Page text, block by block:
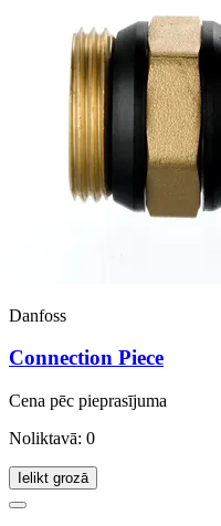
Danfoss
Connection Piece
Cena pēc pieprasījuma
Noliktavā: 0
Ielikt grozā